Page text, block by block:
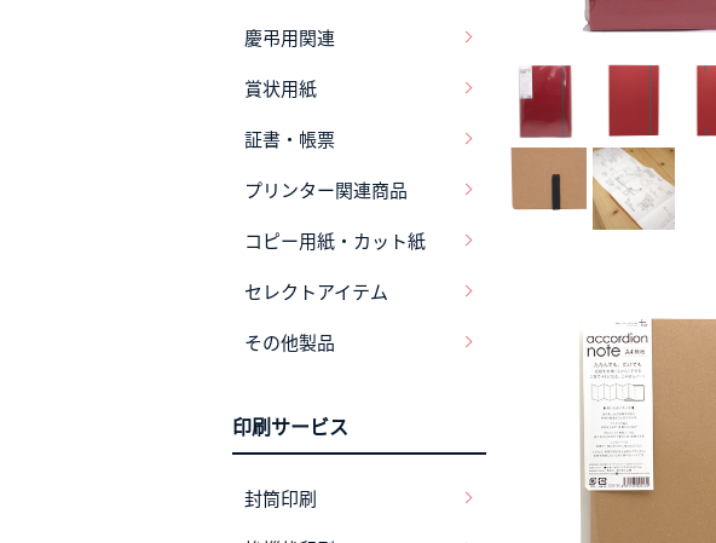
慶弔用関連
賞状用紙
証書・帳票
プリンター関連商品
コピー用紙・カット紙
セレクトアイテム
その他製品
印刷サービス
封筒印刷